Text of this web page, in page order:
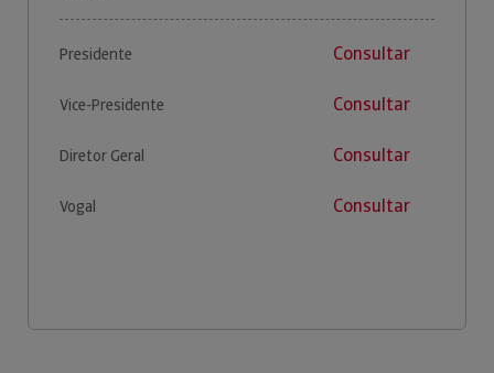
Presidente Consultar
Vice-Presidente Consultar
Diretor Geral Consultar
Vogal Consultar